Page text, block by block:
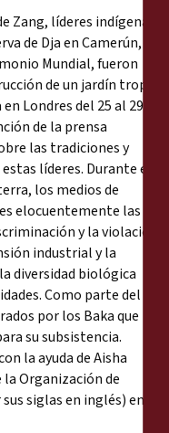
líderes indígenas
de Dja en Camerún,
Mundial, fueron
de un jardín tropical
Londres del 25 al 29 de
de la prensa
las tradiciones y
líderes. Durante este
los medios de
elocuentemente las
y la violación
industrial y la
diversidad biológica
Como parte del
por los Baka que
su subsistencia.
la ayuda de Aisha
Organización de
siglas en inglés) en